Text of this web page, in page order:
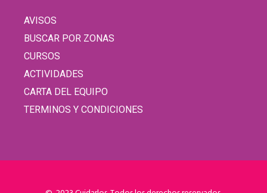
AVISOS
BUSCAR POR ZONAS
CURSOS
ACTIVIDADES
CARTA DEL EQUIPO
TERMINOS Y CONDICIONES